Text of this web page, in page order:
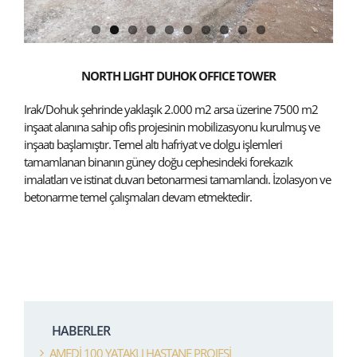
NORTH LIGHT DUHOK OFFICE TOWER
Irak/Dohuk şehrinde yaklaşık 2.000 m2 arsa üzerine 7500 m2
inşaat alanına sahip ofis projesinin mobilizasyonu kurulmuş ve
inşaatı başlamıştır. Temel altı hafriyat ve dolgu işlemleri
tamamlanan binanın güney doğu cephesindeki forekazık
imalatları ve istinat duvarı betonarmesi tamamlandı. İzolasyon ve
betonarme temel çalışmaları devam etmektedir.
HABERLER
AMEDİ 100 YATAKLI HASTANE PROJESİ